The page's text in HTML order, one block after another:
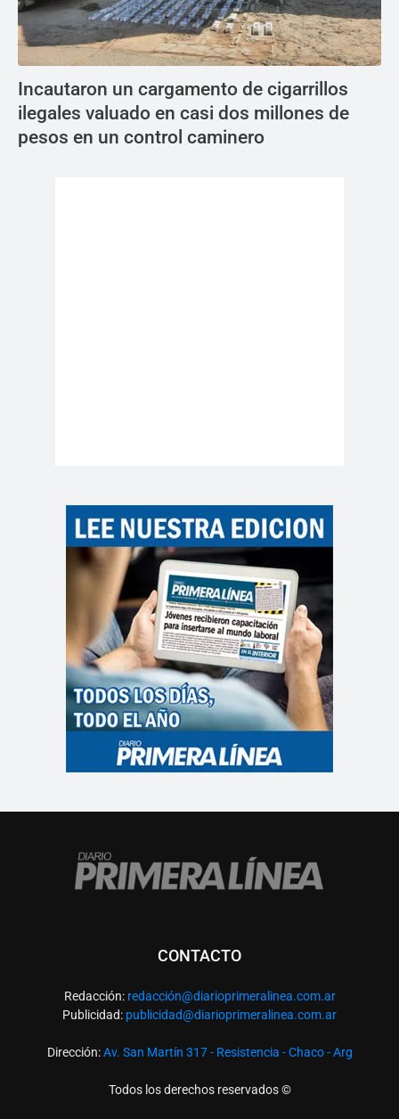
Incautaron un cargamento de cigarrillos
ilegales valuado en casi dos millones de
pesos en un control caminero
CONTACTO
Redacción: redacción@diarioprimeralinea.com.ar
Publicidad: publicidad@diarioprimeralinea.com.ar
Dirección:Av. San Martín 317 - Resistencia - Chaco - Arg
Todos los derechos reservados ©